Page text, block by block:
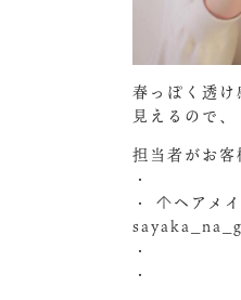
春っぽく透
見えるので、
担当者がお
・
・ ↑ヘアメ
・
・